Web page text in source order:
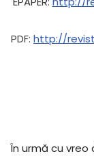
PDF: http://
În urmă cu vreo